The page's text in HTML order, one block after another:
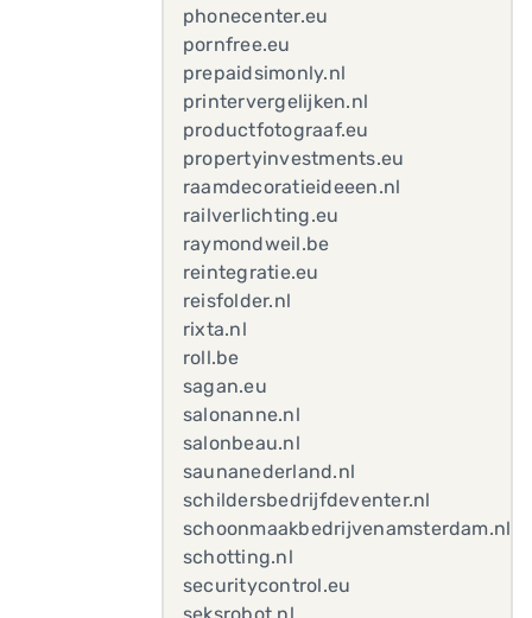
phonecenter.eu
pornfree.eu
prepaidsimonly.nl
printervergelijken.nl
productfotograaf.eu
propertyinvestments.eu
raamdecoratieideeen.nl
railverlichting.eu
raymondweil.be
reintegratie.eu
reisfolder.nl
rixta.nl
roll.be
sagan.eu
salonanne.nl
salonbeau.nl
saunanederland.nl
schildersbedrijfdeventer.nl
schoonmaakbedrijvenamsterdam.nl
schotting.nl
securitycontrol.eu